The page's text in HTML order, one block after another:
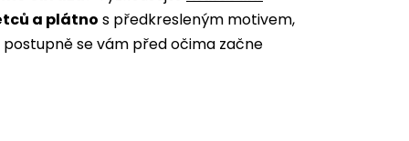
a plátno s předkresleným motivem,
se vám před očima začne